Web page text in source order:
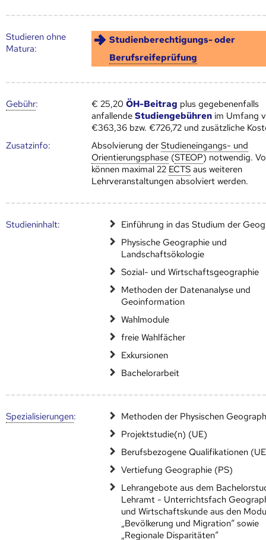
Studieren ohne
Matura:
Studienberechtigungs- oder
Berufsreifeprüfung
Gebühr: € 25,20ÖH-Beitrag plus gegebenenfalls
anfallendeStudiengebühren im Umfang
€363,36 bzw. €726,72 und zusätzliche
Zusatz­info:
Absolvierung derStudieneingangs- und
Orientierungsphase (STEOP) notwendig.
können maximal 22 ECTS aus weiteren
Lehrveranstaltungen absolviert werden.
Studien­inhalt:
Einführung in das Studium der
Physische Geographie und
Landschaftsökologie
Sozial- und Wirtschaftsgeographie
Methoden der Datenanalyse und
Geoinformation
Wahlmodule
freie Wahlfächer
Exkursionen
Bachelorarbeit
Speziali­sierungen:
Methoden der Physischen
Projektstudie(n) (UE)
Berufsbezogene Qualifikationen
Vertiefung Geographie (PS)
Lehrangebote aus dem
Lehramt - Unterrichtsfach
und Wirtschaftskunde aus den
„Bevölkerung und Migration“ sowie
„Regionale Disparitäten“